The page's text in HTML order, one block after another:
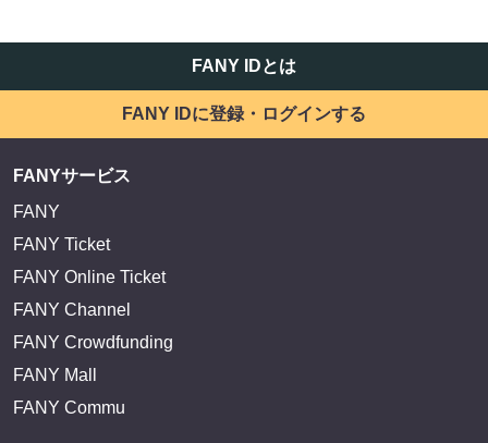
FANY IDに登録・ログインする
FANYサービス
FANY
FANY Ticket